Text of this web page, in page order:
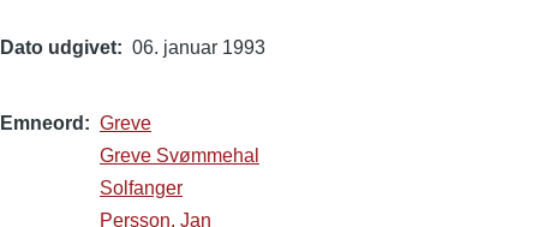
Dato udgivet 06. januar 1993
Emneord
Greve
Greve Svømmehal
Solfanger
Persson, Jan